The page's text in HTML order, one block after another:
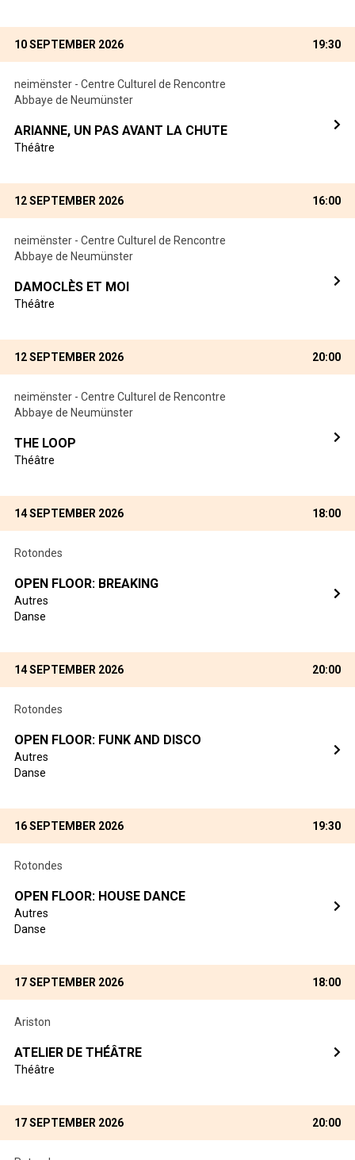
10 SEPTEMBER 2026 19:30
neimënster - Centre Culturel de Rencontre
Abbaye de Neumünster
ARIANNE, UN PAS AVANT LA CHUTE
Théâtre
12 SEPTEMBER 2026 16:00
neimënster - Centre Culturel de Rencontre
Abbaye de Neumünster
DAMOCLÈS ET MOI
Théâtre
12 SEPTEMBER 2026 20:00
neimënster - Centre Culturel de Rencontre
Abbaye de Neumünster
THE LOOP
Théâtre
14 SEPTEMBER 2026 18:00
Rotondes
OPEN FLOOR: BREAKING
Autres
Danse
14 SEPTEMBER 2026 20:00
Rotondes
OPEN FLOOR: FUNK AND DISCO
Autres
Danse
16 SEPTEMBER 2026 19:30
Rotondes
OPEN FLOOR: HOUSE DANCE
Autres
Danse
17 SEPTEMBER 2026 18:00
Ariston
ATELIER DE THÉÂTRE
Théâtre
17 SEPTEMBER 2026 20:00